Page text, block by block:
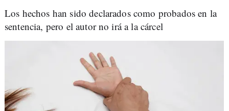
Los hechos han sido declarados como probados en la
sentencia, pero el autor no irá a la cárcel